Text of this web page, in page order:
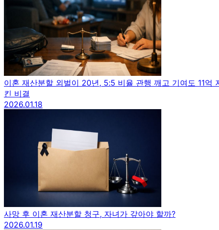
이혼 재산분할 외벌이 20년, 5:5 비율 관행 깨고 기여도 11억
킨 비결
2026.01.18
사망 후 이혼 재산분할 청구, 자녀가 갚아야 할까?
2026.01.19